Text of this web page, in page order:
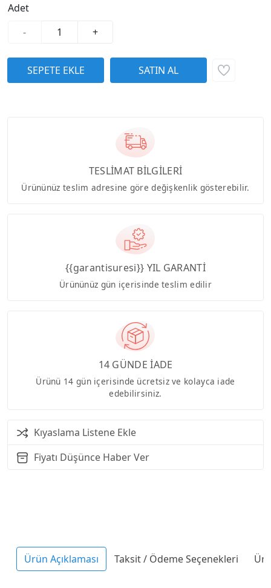
Adet
-
+
TESLİMAT BİLGİLERİ
Ürününüz teslim adresine göre değişkenlik gösterebilir.
{{garantisuresi}} YIL GARANTİ
Ürününüz gün içerisinde teslim edilir
14 GÜNDE İADE
Ürünü 14 gün içerisinde ücretsiz ve kolayca iade
edebilirsiniz.
Kıyaslama Listene Ekle
Fiyatı Düşünce Haber Ver
Ürün Açıklaması Taksit / Ödeme Seçenekleri